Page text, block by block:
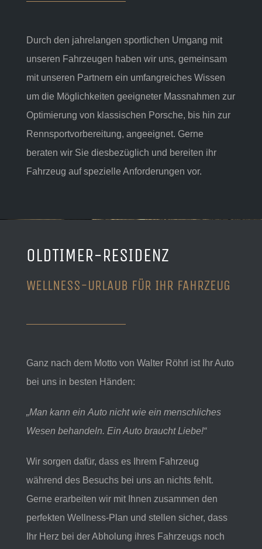
Durch den jahrelangen sportlichen Umgang mit
unseren Fahrzeugen haben wir uns, gemeinsam
mit unseren Partnern ein umfangreiches Wissen
um die Möglichkeiten geeigneter Massnahmen zur
Optimierung von klassischen Porsche, bis hin zur
Rennsportvorbereitung, angeeignet. Gerne
beraten wir Sie diesbezüglich und bereiten ihr
Fahrzeug auf spezielle Anforderungen vor.
OLDTIMER-RESIDENZ
WELLNESS-URLAUB FÜR IHR FAHRZEUG
Ganz nach dem Motto von Walter Röhrl ist Ihr Auto
bei uns in besten Händen:
„Man kann ein Auto nicht wie ein menschliches
Wesen behandeln. Ein Auto braucht Liebe!“
Wir sorgen dafür, dass es Ihrem Fahrzeug
während des Besuchs bei uns an nichts fehlt.
Gerne erarbeiten wir mit Ihnen zusammen den
perfekten Wellness-Plan und stellen sicher, dass
Ihr Herz bei der Abholung ihres Fahrzeugs noch